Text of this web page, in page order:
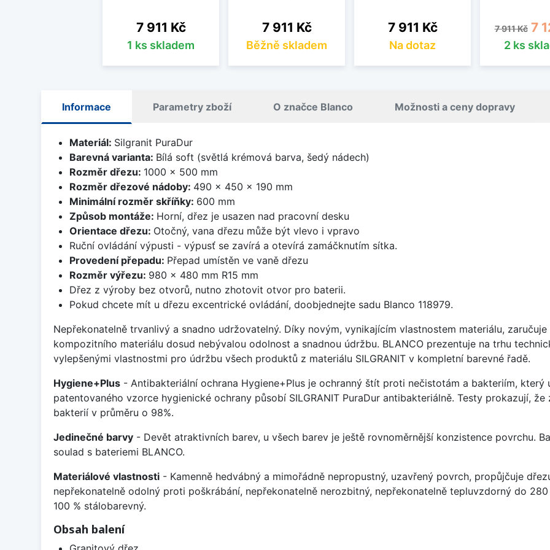
Cena
7 911 Kč
1 ks skladem
Cena
7 911 Kč
Běžně skladem
Cena
7 911 Kč
Na dotaz
Běžná cena
7 911 Kč 7
2 ks
Informace Parametry zboží O značce Blanco Možnosti a ceny dopravy
Materiál: Silgranit PuraDur
Barevná varianta: Bílá soft (světlá krémová barva, šedý nádech)
Rozměr dřezu: 1000 x 500 mm
Rozměr dřezové nádoby: 490 x 450 x 190 mm
Minimální rozměr skříňky: 600 mm
Způsob montáže: Horní, dřez je usazen nad pracovní desku
Orientace dřezu: Otočný, vana dřezu může být vlevo i vpravo
Ruční ovládání výpusti - výpusť se zavírá a otevírá zamáčknutím sítka.
Provedení přepadu: Přepad umístěn ve vaně dřezu
Rozměr výřezu: 980 x 480 mm R15 mm
Dřez z výroby bez otvorů, nutno zhotovit otvor pro baterii.
Pokud chcete mít u dřezu excentrické ovládání, doobjednejte sadu Blanco 118979.
Nepřekonatelně trvanlivý a snadno udržovatelný. Díky novým, vynikajícím vlastnostem materiálu, zaručuje
kompozitního materiálu dosud nebývalou odolnost a snadnou údržbu. BLANCO prezentuje na trhu
vylepšenými vlastnostmi pro údržbu všech produktů z materiálu SILGRANIT v kompletní barevné řadě.
Hygiene+Plus - Antibakteriální ochrana Hygiene+Plus je ochranný štít proti nečistotám a bakteriím, který
patentovaného vzorce hygienické ochrany působí SILGRANIT PuraDur antibakteriálně. Testy prokazují,
bakterií v průměru o 98%.
Jedinečné barvy - Devět atraktivních barev, u všech barev je ještě rovnoměrnější konzistence povrchu.
soulad s bateriemi BLANCO.
Materiálové vlastnosti - Kamenně hedvábný a mimořádně nepropustný, uzavřený povrch, propůjčuje
nepřekonatelně odolný proti poškrábání, nepřekonatelně nerozbitný, nepřekonatelně tepluvzdorný do
100 % stálobarevný.
Obsah balení